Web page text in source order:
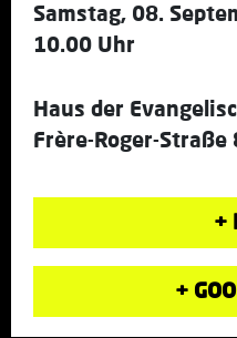
Samstag, 08.
10.00 Uhr
Haus der
Frère-Roger-Straße
+
+